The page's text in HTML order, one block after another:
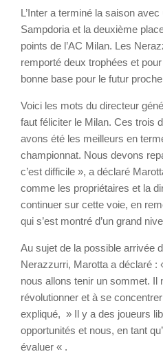
L’Inter a terminé la saison
Sampdoria et la deuxième
points de l’AC Milan. Les
remporté deux trophées et
bonne base pour le futur
Voici les mots du directeur
faut féliciter le Milan. Ces trois
avons été les meilleurs en
championnat. Nous devons
c’est difficile », a déclaré
comme les propriétaires et la
continuer sur cette voie, en
qui s’est montré d’un grand
Au sujet de la possible arrivée
Nerazzurri, Marotta a déclaré :
nous allons tenir un sommet. Il
révolutionner et à se
expliqué, » Il y a des joueurs
opportunités et nous, en tant
évaluer « .